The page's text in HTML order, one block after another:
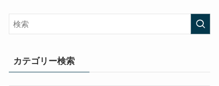
カテゴリー検索